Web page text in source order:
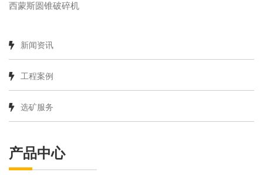
西蒙斯圆锥破碎机
新闻资讯
工程案例
选矿服务
产品中心